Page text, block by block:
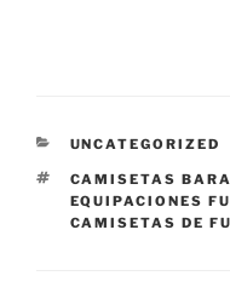
CATEGORÍAS
UNCATEGORIZED
ETIQUETAS
CAMISETAS
EQUIPACIONES
CAMISETAS DE